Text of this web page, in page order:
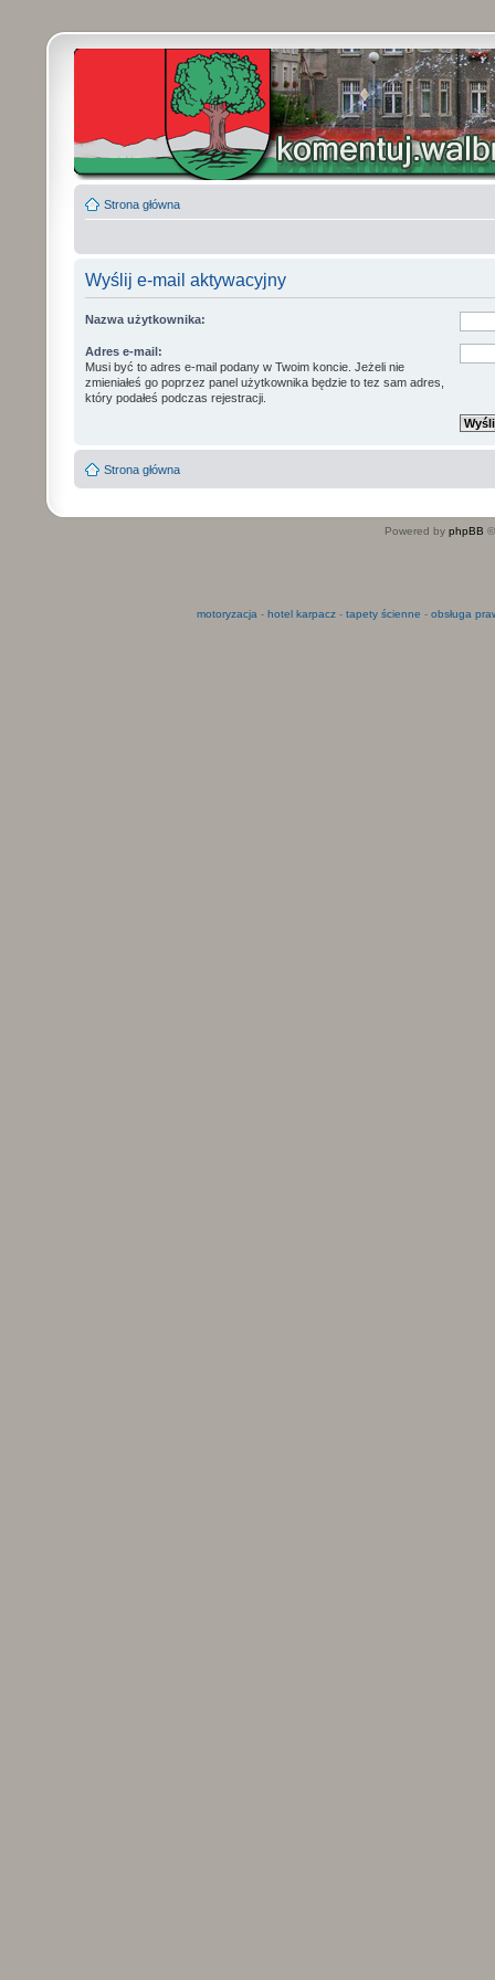
Strona główna
Wyślij e-mail aktywacyjny
Nazwa użytkownika:
Adres e-mail:
Musi być to adres e-mail podany w Twoim koncie. Jeżeli nie
zmieniałeś go poprzez panel użytkownika będzie to tez sam adres,
który podałeś podczas rejestracji.
Strona główna
Powered by phpBB
motoryzacja - hotel karpacz- tapety ścienne - obsługa